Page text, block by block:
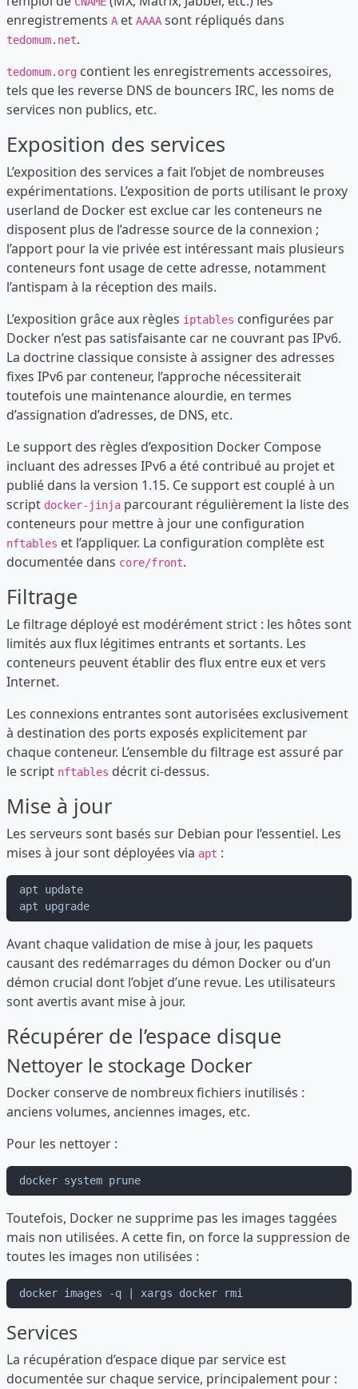
enregistrements A et AAAA sont répliqués dans
tedomum.net.
tedomum.org contient les enregistrements accessoires,
tels que les reverse DNS de bouncers IRC, les noms de
services non publics, etc.
Exposition des services
L’exposition des services a fait l’objet de nombreuses
expérimentations. L’exposition de ports utilisant le proxy
userland de Docker est exclue car les conteneurs ne
disposent plus de l’adresse source de la connexion ;
l’apport pour la vie privée est intéressant mais plusieurs
conteneurs font usage de cette adresse, notamment
l’antispam à la réception des mails.
L’exposition grâce aux règles iptables configurées par
Docker n’est pas satisfaisante car ne couvrant pas IPv6.
La doctrine classique consiste à assigner des adresses
fixes IPv6 par conteneur, l’approche nécessiterait
toutefois une maintenance alourdie, en termes
d’assignation d’adresses, de DNS, etc.
Le support des règles d’exposition Docker Compose
incluant des adresses IPv6 a été contribué au projet et
publié dans la version 1.15. Ce support est couplé à un
script docker-jinja parcourant régulièrement la liste des
conteneurs pour mettre à jour une configuration
nftables et l’appliquer. La configuration complète est
documentée dans core/front.
Filtrage
Le filtrage déployé est modérément strict : les hôtes sont
limités aux flux légitimes entrants et sortants. Les
conteneurs peuvent établir des flux entre eux et vers
Internet.
Les connexions entrantes sont autorisées exclusivement
à destination des ports exposés explicitement par
chaque conteneur. L’ensemble du filtrage est assuré par
le script nftables décrit ci-dessus.
Mise à jour
Les serveurs sont basés sur Debian pour l’essentiel. Les
mises à jour sont déployées via apt :
Avant chaque validation de mise à jour, les paquets
causant des redémarrages du démon Docker ou d’un
démon crucial dont l’objet d’une revue. Les utilisateurs
sont avertis avant mise à jour.
Récupérer de l’espace disque
Nettoyer le stockage Docker
Docker conserve de nombreux fichiers inutilisés :
anciens volumes, anciennes images, etc.
Pour les nettoyer :
Toutefois, Docker ne supprime pas les images taggées
mais non utilisées. A cette fin, on force la suppression de
toutes les images non utilisées :
Services
La récupération d’espace dique par service est
documentée sur chaque service, principalement pour :